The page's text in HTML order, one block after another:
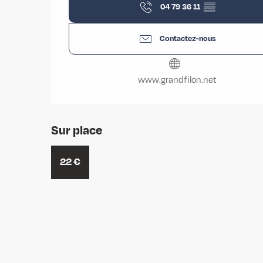
04 79 36 11 ▒▒
Contactez-nous
www.grandfilon.net
Sur place
22€